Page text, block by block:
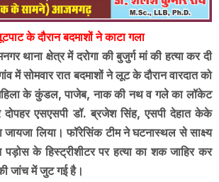
के दौरान बदमाशों ने काटा गला
थाना क्षेत्र में दरोगा की बुजुर्ग मां की हत्या कर दी
में सोमवार रात बदमाशों ने लूट के दौरान वारदात को
के कुंडल, पाजेब, नाक की नथ व गले का लॉकेट
दोपहर एसएसपी डॉ. ब्रजेश सिंह, एसपी देहात केके
लिया। फॉरेसिंक टीम ने घटनास्थल से साक्ष्य
के हिस्ट्रीशीटर पर हत्या का शक जाहिर कर
जांच में जुट गई है।